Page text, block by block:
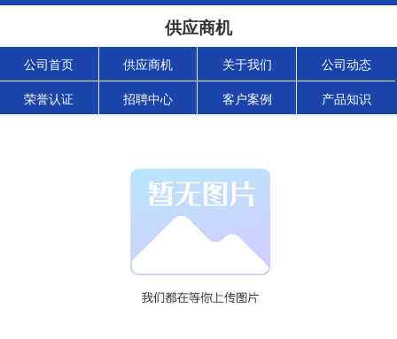
供应商机
公司首页 供应商机 关于我们 公司动态
荣誉认证 招聘中心 客户案例 产品知识